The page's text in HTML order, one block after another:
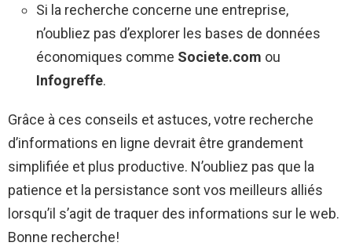
Si la recherche concerne une entreprise,
n’oubliez pas d’explorer les bases de données
économiques comme Societe.com ou
Infogreffe.
Grâce à ces conseils et astuces, votre recherche
d’informations en ligne devrait être grandement
simplifiée et plus productive. N’oubliez pas que la
patience et la persistance sont vos meilleurs alliés
lorsqu’il s’agit de traquer des informations sur le web.
Bonne recherche!